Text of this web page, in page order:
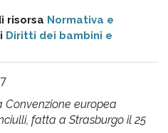
risorsa Normativa e
Diritti dei bambini e
europea
fatta a Strasburgo il 25